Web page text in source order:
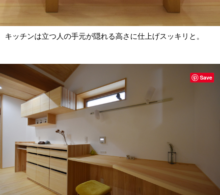
キッチンは立つ人の手元が隠れる高さに仕上げスッキリと。
Save